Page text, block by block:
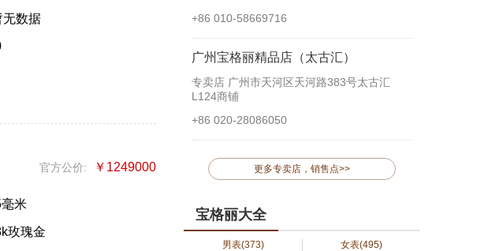
无数据
米
玫瑰金
官方公价: ￥1249000
+86 010-58669716
广州宝格丽精品店（太古汇）
专卖店 广州市天河区天河路383号太古汇
L124商铺
+86 020-28086050
更多专卖店，销售点>>
宝格丽大全
男表(373) 女表(495)